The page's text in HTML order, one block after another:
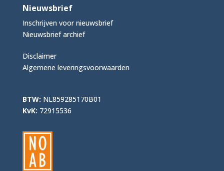
Nieuwsbrief
Inschrijven voor nieuwsbrief
Nieuwsbrief archief
Disclaimer
Algemene leveringsvoorwaarden
BTW: NL859285170B01
KvK: 72915536